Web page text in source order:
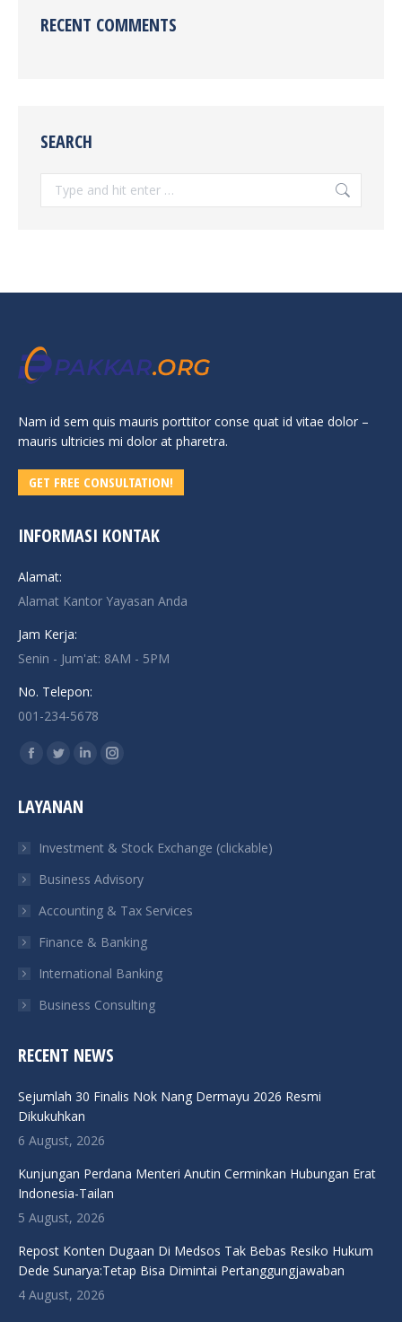
RECENT COMMENTS
SEARCH
Nam id sem quis mauris porttitor conse quat id vitae dolor –
mauris ultricies mi dolor at pharetra.
GET FREE CONSULTATION!
INFORMASI KONTAK
Alamat:
Alamat Kantor Yayasan Anda
Jam Kerja:
Senin - Jum'at: 8AM - 5PM
No. Telepon:
001-234-5678
Find us on:
Facebook
opens
new
window
Twitter
opens
new
window
Linkedin
new
window
Instagram
new
window
LAYANAN
Investment & Stock Exchange (clickable)
Business Advisory
Accounting & Tax Services
Finance & Banking
International Banking
Business Consulting
RECENT NEWS
Sejumlah 30 Finalis Nok Nang Dermayu 2026 Resmi
Dikukuhkan
6 August, 2026
Kunjungan Perdana Menteri Anutin Cerminkan Hubungan Erat
Indonesia-Tailan
5 August, 2026
Repost Konten Dugaan Di Medsos Tak Bebas Resiko Hukum
Dede Sunarya:Tetap Bisa Dimintai Pertanggungjawaban
4 August, 2026